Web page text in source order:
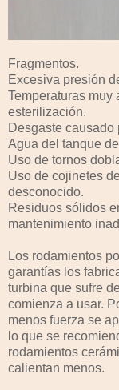
Fragmentos.
Excesiva presión
Temperaturas muy
esterilización.
Desgaste causado
Agua del tanque
Uso de tornos
Uso de cojinetes
desconocido.
Residuos sólidos
mantenimiento
Los rodamientos
garantías los
turbina que sufre
comienza a usar.
menos fuerza se
lo que se
rodamientos
calientan menos.